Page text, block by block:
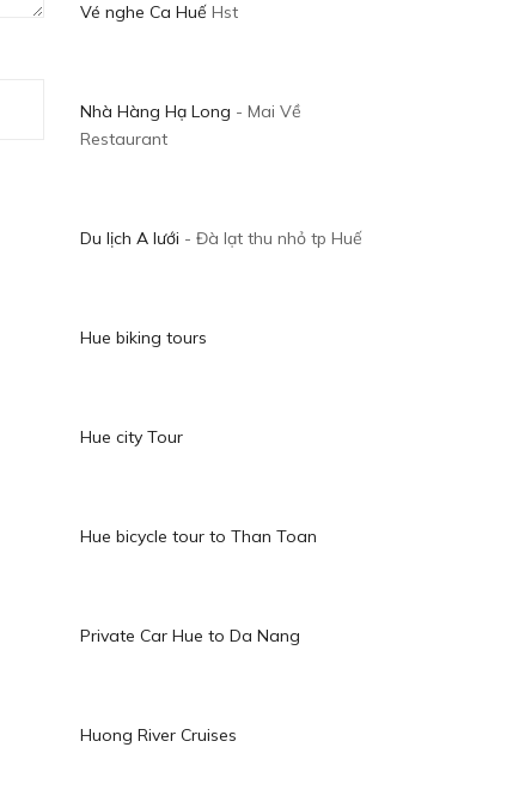
Vé nghe Ca Huế Hst
Nhà Hàng Hạ Long - Mai Về
Restaurant
Du lịch A lưới - Đà lạt thu nhỏ tp Huế
Hue biking tours
Hue city Tour
Hue bicycle tour to Than Toan
Private Car Hue to Da Nang
Huong River Cruises